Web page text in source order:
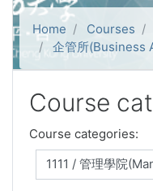
Home Courses
企管所(Business
Course
Course categories: